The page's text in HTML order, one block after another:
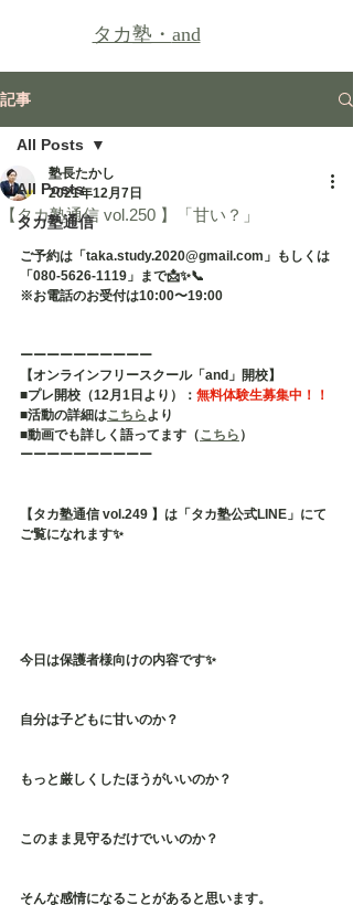
タカ塾・and
記事
All Posts
タカ塾通信
All Posts
【タカ塾通信 vol.250 】「甘い？」
塾長たかし
2021年12月7日
ご予約は「taka.study.2020@gmail.com」もしくは
「080-5626-1119」まで📩✨📞
※お電話のお受付は10:00〜19:00
ーーーーーーーーーー
【オンラインフリースクール「and」開校】
■プレ開校（12月1日より）： 無料体験生募集中！！
■活動の詳細はこちらより
■動画でも詳しく語ってます（こちら ）
ーーーーーーーーーー
【タカ塾通信 vol.249 】は「タカ塾公式LINE」にて
ご覧になれます✨
今日は保護者様向けの内容です✨
自分は子どもに甘いのか？
もっと厳しくしたほうがいいのか？
このまま見守るだけでいいのか？
そんな感情になることがあると思います。